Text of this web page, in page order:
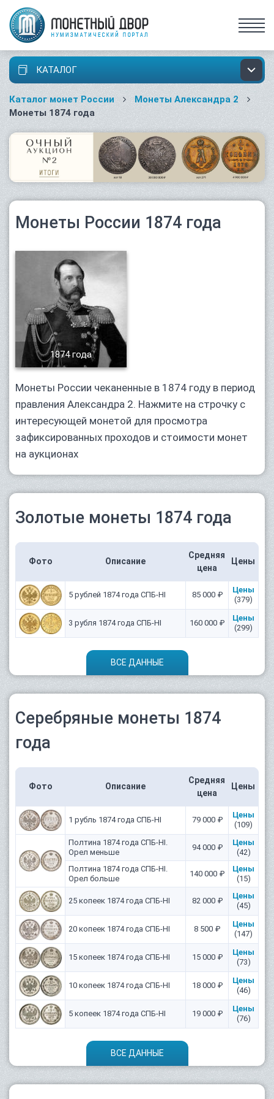
КАТАЛОГ
Каталог монет России
Монеты Александра 2
Монеты 1874 года
Монеты России 1874 года
1874 года
Монеты России чеканенные в 1874 году в период
правления Александра 2. Нажмите на строчку с
интересующей монетой для просмотра
зафиксированных проходов и стоимости монет
на аукционах
Золотые монеты 1874 года
Фото Описание
Средняя
цена
Цены
5 рублей 1874 года СПБ-НІ 85 000 ₽
Цены
(379)
3 рубля 1874 года СПБ-HI 160 000 ₽
Цены
(299)
ВСЕ ДАННЫЕ
Серебряные монеты 1874
года
Фото Описание
Средняя
цена
Цены
1 рубль 1874 года СПБ-НІ 79 000 ₽
Цены
(109)
Полтина 1874 года СПБ-HI.
Орел меньше
94 000 ₽
Цены
(42)
Полтина 1874 года СПБ-HI.
Орел больше
140 000 ₽
Цены
(15)
25 копеек 1874 года СПБ-НІ 82 000 ₽
Цены
(45)
20 копеек 1874 года СПБ-HI 8 500 ₽
Цены
(147)
15 копеек 1874 года СПБ-HI 15 000 ₽
Цены
(73)
10 копеек 1874 года СПБ-HI 18 000 ₽
Цены
(46)
5 копеек 1874 года СПБ-HI 19 000 ₽
Цены
(76)
ВСЕ ДАННЫЕ